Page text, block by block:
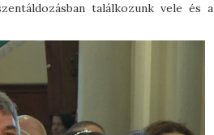
találkozunk vele és a